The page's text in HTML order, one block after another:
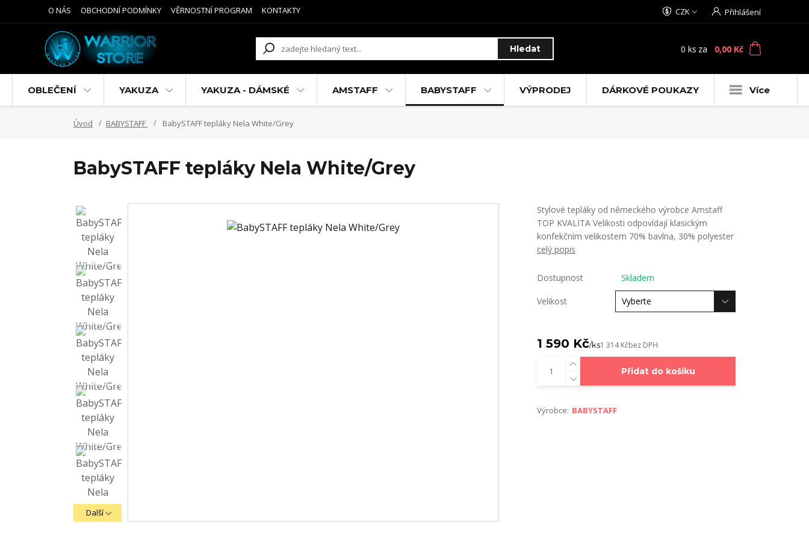
O NÁS OBCHODNÍ PODMÍNKY VĚRNOSTNÍ PROGRAM KONTAKTY CZK Přihlášení
Hledat 0 ks za 0,00 Kč
OBLEČENÍ YAKUZA YAKUZA - DÁMSKÉ AMSTAFF BABYSTAFF VÝPRODEJ DÁRKOVÉ POUKAZY Více
Úvod BABYSTAFF BabySTAFF tepláky Nela White/Grey
BabySTAFF tepláky Nela White/Grey
Další
Stylové tepláky od německého výrobce Amstaff
TOP KVALITA Velikosti odpovídají klasickým
konfekčním velikostem 70% bavlna, 30% polyester
celý popis
Dostupnost Skladem
Velikost
1 590 Kč/ks1 314 Kčbez DPH
Přidat do košíku
Výrobce: BABYSTAFF